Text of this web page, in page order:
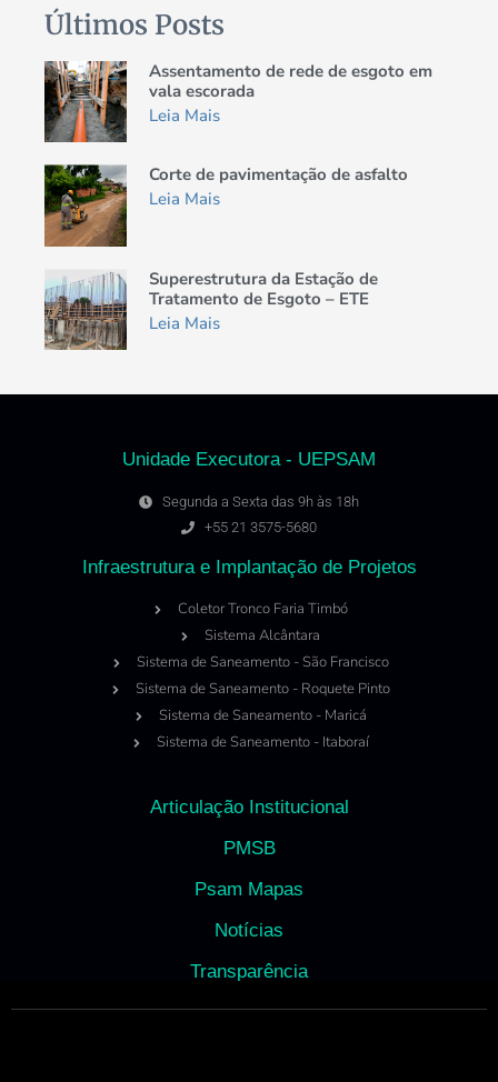
Últimos Posts
Assentamento de rede de esgoto em
vala escorada
Leia Mais
Corte de pavimentação de asfalto
Leia Mais
Superestrutura da Estação de
Tratamento de Esgoto – ETE
Leia Mais
Unidade Executora - UEPSAM
Segunda a Sexta das 9h às 18h
+55 21 3575-5680
Infraestrutura e Implantação de Projetos
Coletor Tronco Faria Timbó
Sistema Alcântara
Sistema de Saneamento - São Francisco
Sistema de Saneamento - Roquete Pinto
Sistema de Saneamento - Maricá
Sistema de Saneamento - Itaboraí
Articulação Institucional
PMSB
Psam Mapas
Notícias
Transparência